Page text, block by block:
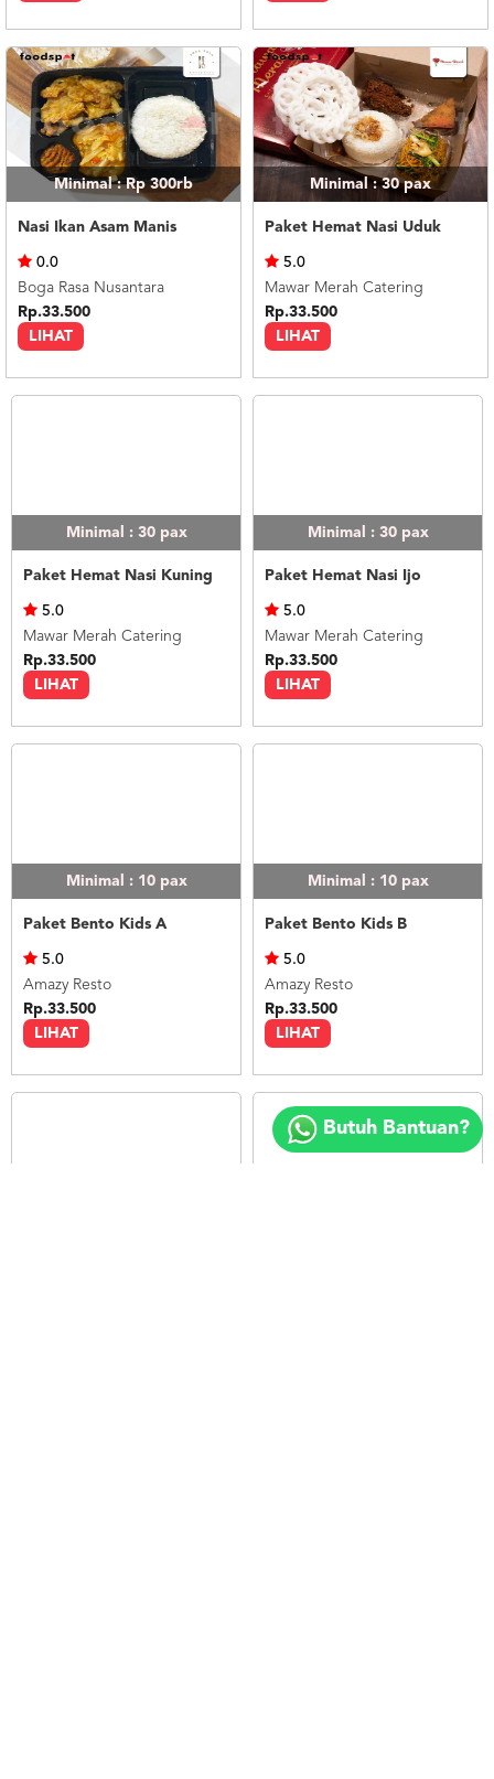
Copyright
Minimal : Rp 300rb
Nasi Ikan Asam Manis
LIHAT
0.0
Boga Rasa Nusantara
Rp.33.500
Minimal : 30pax
Paket Hemat Nasi Uduk
LIHAT
5.0
Mawar Merah Catering
Rp.33.500
Minimal : 30 pax
Paket Hemat Nasi Kuning
LIHAT
5.0
Mawar Merah Catering
Rp.33.500
Minimal : 30 pax
Paket Hemat Nasi Ijo
LIHAT
5.0
Mawar Merah Catering
Rp.33.500
Minimal : 10 pax
Paket Bento Kids A
LIHAT
5.0
Amazy Resto
Rp.33.500
Minimal : 10 pax
Paket Bento Kids B
LIHAT
5.0
Amazy Resto
Rp.33.500
Butuh Bantuan?